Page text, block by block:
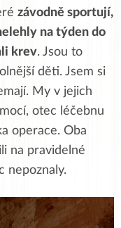
závodně sportují,
na týden do
krev. Jsou to
děti. Jsem si
My v jejich
otec léčebnu
operace. Oba
na pravidelné
nepoznaly.